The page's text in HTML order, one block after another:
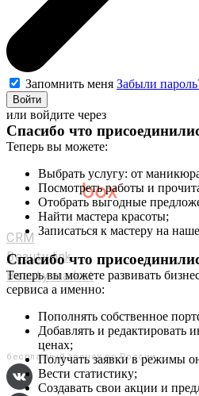
Мастерам и салонам
CRM
Beauty link
Beauty market
Приложение
Мы в соц. сетях
+7 (800) 551-80-29
бесплатный звонок по России
Запомнить меня Забыли
Войти
или войдите через
Спасибо что
Теперь вы можете:
Выбрать услугу: от
Посмотреть работы и
Отобрать выгодные
Найти мастера красоты;
Записаться к мастеру на
Спасибо что
Теперь вы можете развивать
сервиса а именно:
Пополнять собственное
Добавлять и редактировать
ценах;
Получать заявки в режимы
Вести статистику;
Создавать свои акции и